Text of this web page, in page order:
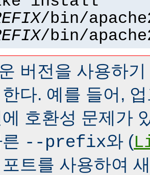
/bin/
/bin/
버전을 사용하
다. 예를 들어,
호환성 문제가
--prefix와 (
트를 사용하여